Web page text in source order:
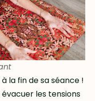
la fin de sa séance !
les tensions